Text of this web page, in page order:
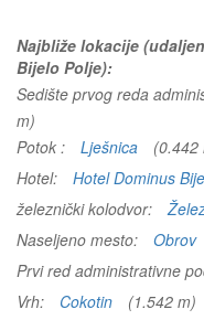
Najbliže lokacije
Bijelo Polje):
Sedište prvog reda
m)
Potok :
Lješnica
Hotel:
Hotel Dominus
železnički kolodvor:
Naseljeno mesto:
Obrov
Prvi red administrativne
Vrh:
Cokotin
(1.542 m)